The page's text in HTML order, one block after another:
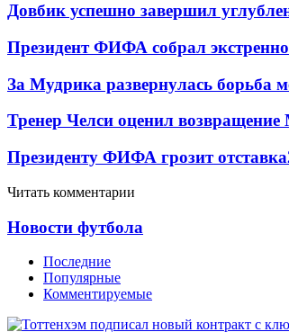
Довбик успешно завершил
Президент ФИФА собрал
За Мудрика развернулась
Тренер Челси оценил
Президенту ФИФА грозит отставка
Читать комментарии
Новости футбола
Последние
Популярные
Комментируемые